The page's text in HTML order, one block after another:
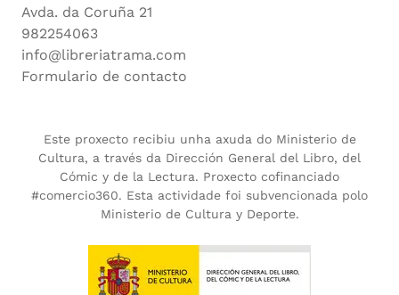
Avda. da Coruña 21
982254063
info@libreriatrama.com
Formulario de contacto
Este proxecto recibiu unha axuda do Ministerio de
Cultura, a través da Dirección General del Libro, del
Cómic y de la Lectura. Proxecto cofinanciado
#comercio360. Esta actividade foi subvencionada polo
Ministerio de Cultura y Deporte.